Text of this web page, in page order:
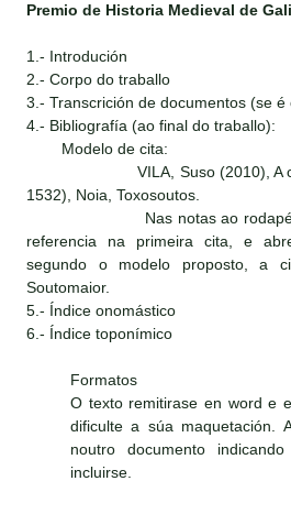
Premio de Historia Medieval de
1.- Introdución
2.- Corpo do traballo
3.- Transcrición de documentos (se é
4.- Bibliografía (ao final do traballo):
Modelo de cita:
VILA, Suso (2010), A casa
1532), Noia, Toxosoutos.
Nas notas ao rodapé
referencia na primeira cita, e
segundo o modelo proposto, a
Soutomaior.
5.- Índice onomástico
6.- Índice toponímico
Formatos
O texto remitirase en word e
dificulte a súa maquetación.
noutro documento
incluirse.